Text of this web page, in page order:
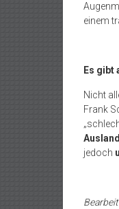
einem
Es gibt
Nicht
Frank
jedoch